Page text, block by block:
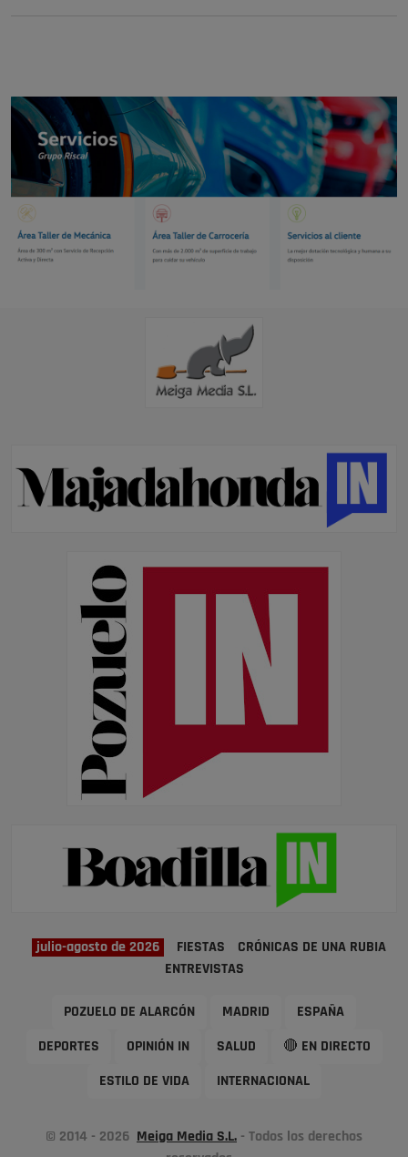
julio-agosto de 2026 FIESTAS
CRÓNICAS DE UNA RUBIA
ENTREVISTAS
POZUELO DE ALARCÓN MADRID ESPAÑA
DEPORTES OPINIÓN IN SALUD 🔴 EN DIRECTO
ESTILO DE VIDA INTERNACIONAL
© 2014 - 2026 Meiga Media S.L. - Todos los derechos